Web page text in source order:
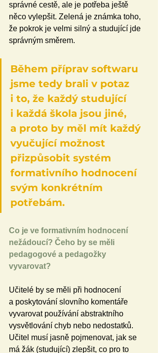
správné cestě, ale je potřeba ještě
něco vylepšit. Zelená je známka toho,
že pokrok je velmi silný a studující jde
správným směrem.
Během příprav softwaru
jsme tedy brali v potaz
i to, že každý studující
i každá škola jsou jiné,
a proto by měl mít každý
vyučující možnost
přizpůsobit systém
formativního hodnocení
svým konkrétním
potřebám.
Co je ve formativním hodnocení
nežádoucí? Čeho by se měli
pedagogové a pedagožky
vyvarovat?
Učitelé by se měli při hodnocení
a poskytování slovního komentáře
vyvarovat používání abstraktního
vysvětlování chyb nebo nedostatků.
Učitel musí jasně pojmenovat, jak se
má žák (studující) zlepšit, co pro to